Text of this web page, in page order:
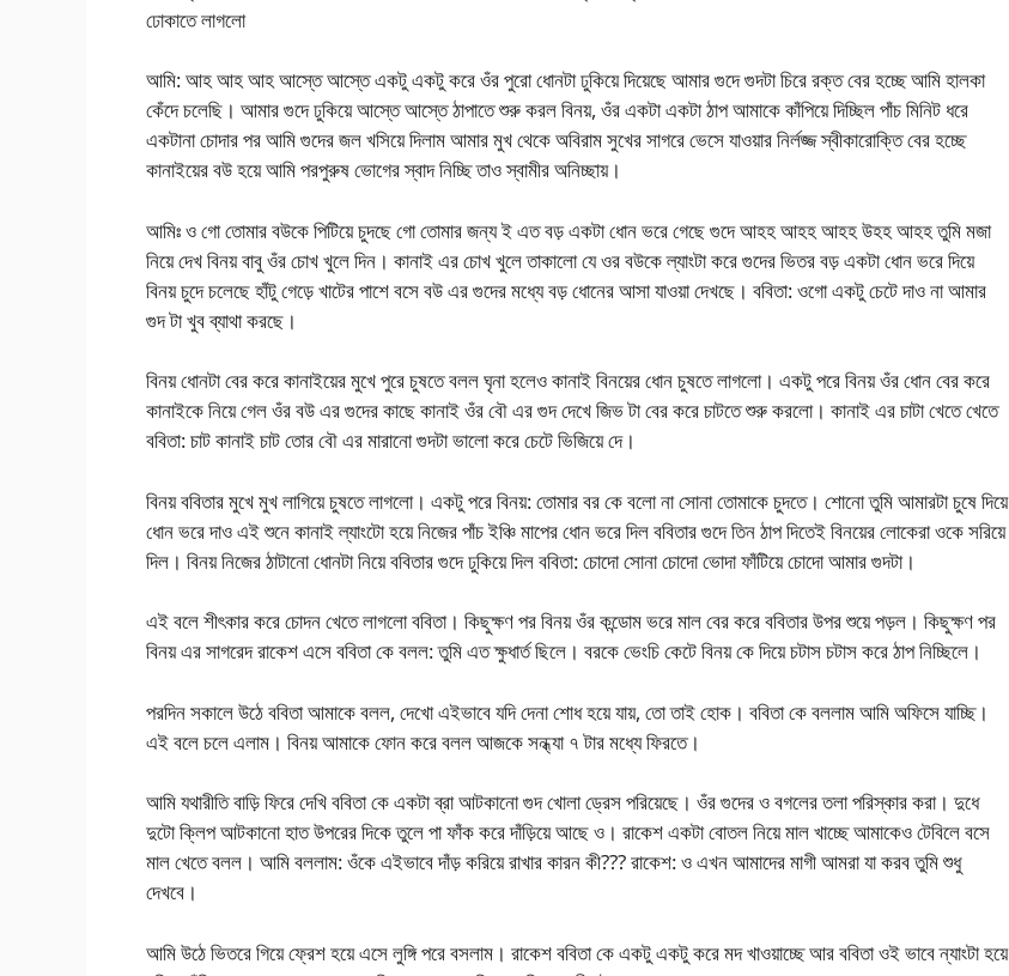
ঢোকাতে লাগলো
আমি: আহ আহ আহ আস্তে আস্তে একটু একটু করে ওঁর পুরো ধোনটা ঢুকিয়ে দিয়েছে আমার গুদে গুদটা চিরে রক্ত বের হচ্ছে আমি হালকা
কেঁদে চলেছি। আমার গুদে ঢুকিয়ে আস্তে আস্তে ঠাপাতে শুরু করল বিনয়, ওঁর একটা একটা ঠাপ আমাকে কাঁপিয়ে দিচ্ছিল পাঁচ মিনিট ধরে
একটানা চোদার পর আমি গুদের জল খসিয়ে দিলাম আমার মুখ থেকে অবিরাম সুখের সাগরে ভেসে যাওয়ার নির্লজ্জ স্বীকারোক্তি বের হচ্ছে
কানাইয়ের ব‌উ হয়ে আমি পরপুরুষ ভোগের স্বাদ নিচ্ছি তাও স্বামীর অনিচ্ছায়।
আমিঃ ও গো তোমার ব‌উকে পিটিয়ে চুদছে গো তোমার জন্য ই এত বড় একটা ধোন ভরে গেছে গুদে আহহ আহহ আহহ উহহ আহহ তুমি মজা
নিয়ে দেখ বিনয় বাবু ওঁর চোখ খুলে দিন। কানাই এর চোখ খুলে তাকালো যে ওর ব‌উকে ল্যাংটা করে গুদের ভিতর বড় একটা ধোন ভরে দিয়ে
বিনয় চুদে চলেছে হাঁটু গেড়ে খাটের পাশে বসে ব‌উ এর গুদের মধ্যে বড় ধোনের আসা যাওয়া দেখছে। ববিতা: ওগো একটু চেটে দাও না আমার
গুদ টা খুব ব্যাথা করছে।
বিনয় ধোনটা বের করে কানাইয়ের মুখে পুরে চুষতে বলল ঘৃনা হলেও কানাই বিনয়ের ধোন চুষতে লাগলো। একটু পরে বিনয় ওঁর ধোন বের করে
কানাইকে নিয়ে গেল ওঁর ব‌উ এর গুদের কাছে কানাই ওঁর বৌ এর গুদ দেখে জিভ টা বের করে চাটতে শুরু করলো। কানাই এর চাটা খেতে খেতে
ববিতা: চাট কানাই চাট তোর বৌ এর মারানো গুদটা ভালো করে চেটে ভিজিয়ে দে।
বিনয় ববিতার মুখে মুখ লাগিয়ে চুষতে লাগলো। একটু পরে বিনয়: তোমার বর কে বলো না সোনা তোমাকে চুদতে‌। শোনো তুমি আমারটা চুষে দিয়ে
ধোন ভরে দাও এই শুনে কানাই ল্যাংটো হয়ে নিজের পাঁচ ইঞ্চি মাপের ধোন ভরে দিল ববিতার গুদে তিন ঠাপ দিতেই বিনয়ের লোকেরা ওকে সরিয়ে
দিল। বিনয় নিজের ঠাটানো ধোনটা নিয়ে ববিতার গুদে ঢুকিয়ে দিল ববিতা: চোদো সোনা চোদো ভোদা ফাঁটিয়ে চোদো আমার গুদটা।
এই বলে শীৎকার করে চোদন খেতে লাগলো ববিতা। কিছুক্ষণ পর বিনয় ওঁর কন্ডোম ভরে মাল বের করে ববিতার উপর শুয়ে পড়ল। কিছুক্ষণ পর
বিনয় এর সাগরেদ রাকেশ এসে ববিতা কে বলল: তুমি এত ক্ষুধার্ত ছিলে। বরকে ভেংচি কেটে বিনয় কে দিয়ে চটাস চটাস করে ঠাপ নিচ্ছিলে।
পরদিন সকালে উঠে ববিতা আমাকে বলল, দেখো এইভাবে যদি দেনা শোধ হয়ে যায়, তো তাই হোক। ববিতা কে বললাম আমি অফিসে যাচ্ছি।
এই বলে চলে এলাম। বিনয় আমাকে ফোন করে বলল আজকে সন্ধ্যা ৭ টার মধ্যে ফিরতে।
আমি যথারীতি বাড়ি ফিরে দেখি ববিতা কে একটা ব্রা আটকানো গুদ খোলা ড্রেস পরিয়েছে। ওঁর গুদের ও বগলের তলা পরিস্কার করা। দুধে
দুটো ক্লিপ আটকানো হাত উপরের দিকে তুলে পা ফাঁক করে দাঁড়িয়ে আছে ও। রাকেশ একটা বোতল নিয়ে মাল খাচ্ছে আমাকেও টেবিলে বসে
মাল খেতে বলল। আমি বললাম: ওঁকে এইভাবে দাঁড় করিয়ে রাখার কারন কী??? রাকেশ: ও এখন আমাদের মাগী আমরা যা করব তুমি শুধু
দেখবে।
আমি উঠে ভিতরে গিয়ে ফ্রেশ হয়ে এসে লুঙ্গি পরে বসলাম। রাকেশ ববিতা কে একটু একটু করে মদ খাওয়াচ্ছে আর ববিতা ওই ভাবে ন্যাংটা হয়ে